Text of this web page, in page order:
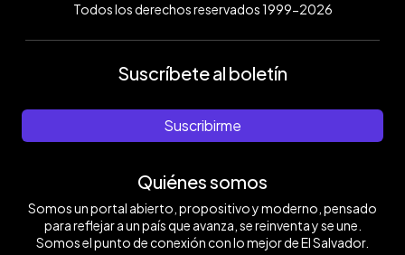
Todos los derechos reservados 1999-2026
Suscríbete al boletín
Suscribirme
Quiénes somos
Somos un portal abierto, propositivo y moderno, pensado
para reflejar a un país que avanza, se reinventa y se une.
Somos el punto de conexión con lo mejor de El Salvador.